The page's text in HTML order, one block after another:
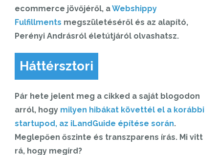
ecommerce jövőjéről, aWebshippy
Fulfillments megszületéséről és az alapító,
Perényi Andrásról életútjáról olvashatsz.
Háttérsztori
Pár hete jelent meg a cikked a saját blogodon
arról, hogy milyen hibákat követtél el a korábbi
startupod, az iLandGuide építése során.
Meglepően őszinte és transzparens írás. Mi vitt
rá, hogy megírd?